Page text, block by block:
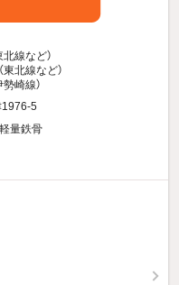
北線など）
東北線など）
勢崎線）
1976-5
量鉄骨